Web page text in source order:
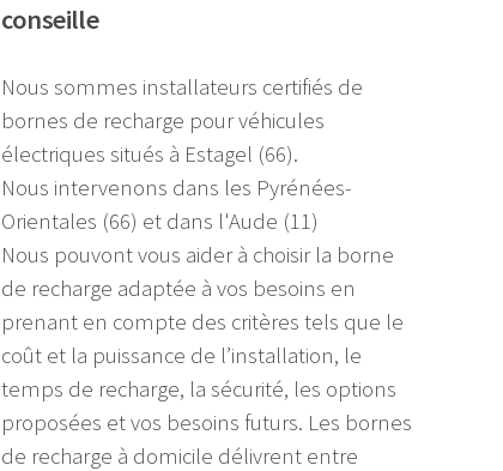
conseille
Nous sommes installateurs certifiés de
bornes de recharge pour véhicules
électriques situés à Estagel (66).
Nous intervenons dans les Pyrénées-
Orientales (66) et dans l'Aude (11)
Nous pouvont vous aider à choisir la borne
de recharge adaptée à vos besoins en
prenant en compte des critères tels que le
coût et la puissance de l’installation, le
temps de recharge, la sécurité, les options
proposées et vos besoins futurs. Les bornes
de recharge à domicile délivrent entre